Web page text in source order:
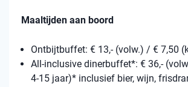
Maaltijden aan boord
Ontbijtbuffet: € 13,- (volw.) / € 7,50
All-inclusive dinerbuffet*: € 36,-
4-15 jaar)* inclusief bier, wijn,